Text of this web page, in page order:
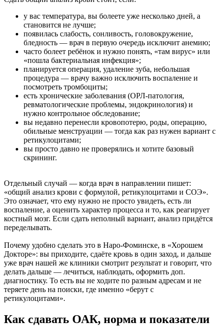
у вас температура, вы болеете уже несколько дней, а
становится не лучше;
появилась слабость, сонливость, головокружение,
бледность — врач в первую очередь исключит анемию;
часто болеет ребёнок и нужно понять, «там вирус» или
«пошла бактериальная инфекция»;
планируется операция, удаление зуба, небольшая
процедура — врачу важно исключить воспаление и
посмотреть тромбоциты;
есть хронические заболевания (ОРЛ-патология,
ревматологические проблемы, эндокринология) и
нужно контрольное обследование;
вы недавно перенесли кровопотерю, роды, операцию,
обильные менструации — тогда как раз нужен вариант с
ретикулоцитами;
вы просто давно не проверялись и хотите базовый
скрининг.
Отдельный случай — когда врач в направлении пишет:
«общий анализ крови с формулой, ретикулоцитами и СОЭ».
Это означает, что ему нужно не просто увидеть, есть ли
воспаление, а оценить характер процесса и то, как реагирует
костный мозг. Если сдать неполный вариант, анализ придётся
переделывать.
Почему удобно сделать это в Наро-Фоминске, в «Хорошем
Докторе»: вы приходите, сдаёте кровь в один заход, и дальше
уже врач нашей же клиники смотрит результат и говорит, что
делать дальше — лечиться, наблюдать, оформить доп.
диагностику. То есть вы не ходите по разным адресам и не
теряете день на поиски, где именно «берут с
ретикулоцитами».
Как сдавать ОАК, норма и показатели